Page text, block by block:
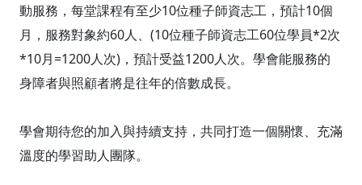
動服務，每堂課程有至少10位種子師資志工，預計10個
月，服務對象約60人、(10位種子師資志工60位學員*2次
*10月=1200人次)，預計受益1200人次。學會能服務的
身障者與照顧者將是往年的倍數成長。
學會期待您的加入與持續支持，共同打造一個關懷、充滿
溫度的學習助人團隊。